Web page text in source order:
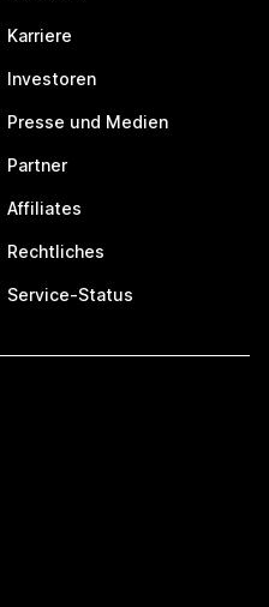
Karriere
Investoren
Presse und Medien
Partner
Affiliates
Rechtliches
Service-Status